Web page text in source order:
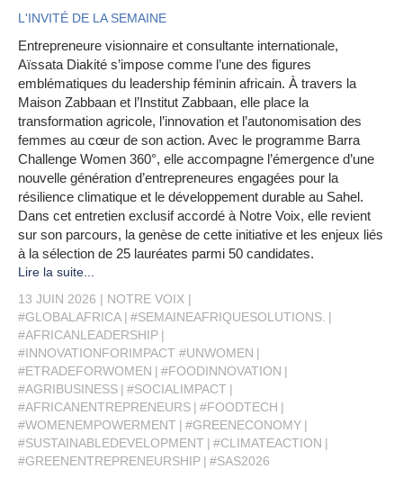
L'INVITÉ DE LA SEMAINE
Entrepreneure visionnaire et consultante internationale,
Aïssata Diakité s’impose comme l’une des figures
emblématiques du leadership féminin africain. À travers la
Maison Zabbaan et l’Institut Zabbaan, elle place la
transformation agricole, l’innovation et l’autonomisation des
femmes au cœur de son action. Avec le programme Barra
Challenge Women 360°, elle accompagne l’émergence d’une
nouvelle génération d’entrepreneures engagées pour la
résilience climatique et le développement durable au Sahel.
Dans cet entretien exclusif accordé à Notre Voix, elle revient
sur son parcours, la genèse de cette initiative et les enjeux liés
à la sélection de 25 lauréates parmi 50 candidates.
Lire la suite...
13 JUIN 2026
NOTRE VOIX
#GLOBALAFRICA
#SEMAINEAFRIQUESOLUTIONS.
#AFRICANLEADERSHIP
#INNOVATIONFORIMPACT #UNWOMEN
#ETRADEFORWOMEN
#FOODINNOVATION
#AGRIBUSINESS
#SOCIALIMPACT
#AFRICANENTREPRENEURS
#FOODTECH
#WOMENEMPOWERMENT
#GREENECONOMY
#SUSTAINABLEDEVELOPMENT
#CLIMATEACTION
#GREENENTREPRENEURSHIP
#SAS2026